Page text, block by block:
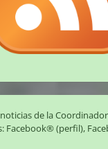
de la
Facebook® (perfil),